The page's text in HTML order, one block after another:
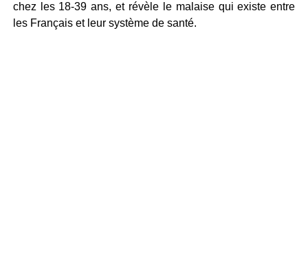
chez les 18-39 ans, et révèle le malaise qui existe entre
les Français et leur système de santé.